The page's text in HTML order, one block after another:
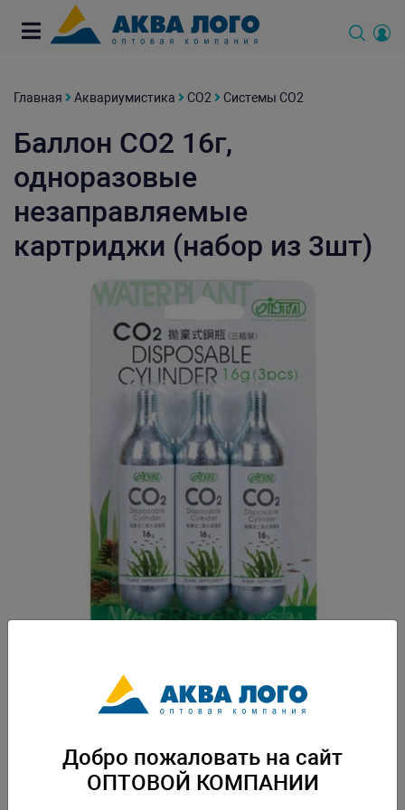
Главная Аквариумистика СО2 Системы СО2
Баллон СО2 16г,
одноразовые
незаправляемые
картриджи (набор из 3шт)
Скачать каталогДобро пожаловать на сайт
ОПТОВОЙ КОМПАНИИ